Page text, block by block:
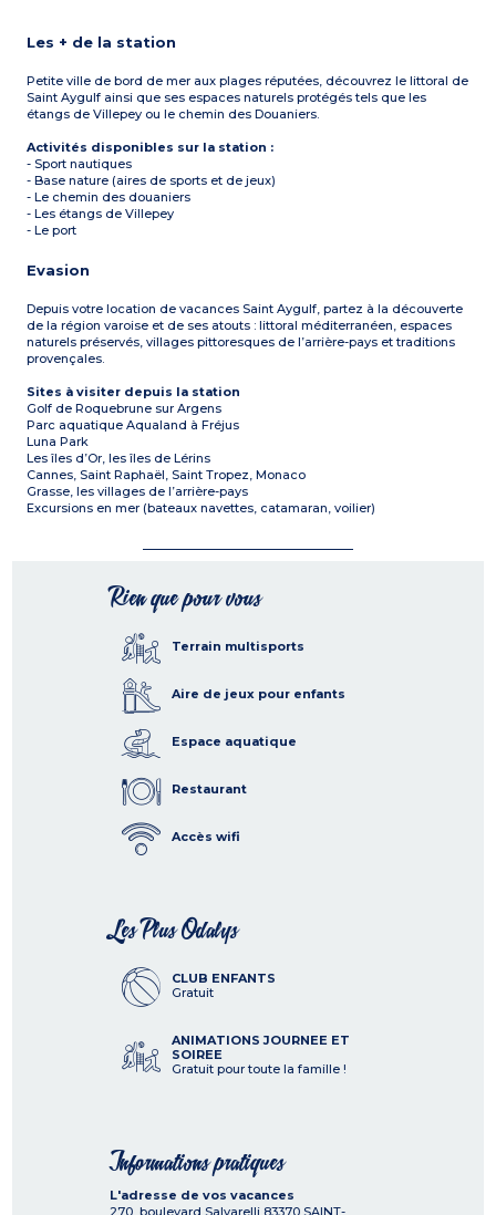
Les + de la station
Petite ville de bord de mer aux plages réputées, découvrez le littoral de
Saint Aygulf ainsi que ses espaces naturels protégés tels que les
étangs de Villepey ou le chemin des Douaniers.
Activités disponibles sur la station :
- Sport nautiques
- Base nature (aires de sports et de jeux)
- Le chemin des douaniers
- Les étangs de Villepey
- Le port
Evasion
Depuis votre location de vacances Saint Aygulf, partez à la découverte
de la région varoise et de ses atouts : littoral méditerranéen, espaces
naturels préservés, villages pittoresques de l’arrière-pays et traditions
provençales.
Sites à visiter depuis la station
Golf de Roquebrune sur Argens
Parc aquatique Aqualand à Fréjus
Luna Park
Les îles d’Or, les îles de Lérins
Cannes, Saint Raphaël, Saint Tropez, Monaco
Grasse, les villages de l’arrière-pays
Excursions en mer (bateaux navettes, catamaran, voilier)
Rien que pour vous
Terrain multisports
Aire de jeux pour enfants
Espace aquatique
Restaurant
Accès wifi
Les Plus Odalys
CLUB ENFANTS
Gratuit
ANIMATIONS JOURNEE ET
SOIREE
Gratuit pour toute la famille !
Informations pratiques
L'adresse de vos vacances